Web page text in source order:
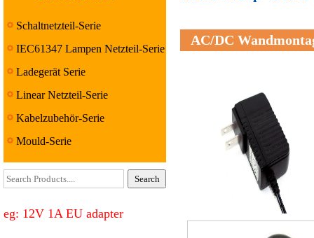
Schaltnetzteil-Serie
IEC61347 Lampen Netzteil-Serie
Ladegerät Serie
Linear Netzteil-Serie
Kabelzubehör-Serie
Mould-Serie
eg: 12V 1A EU adapter
AC/DC